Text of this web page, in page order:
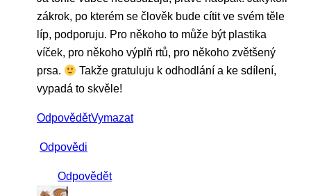
zákrok, po kterém se člověk bude cítit ve svém těle
líp, podporuju. Pro někoho to může být plastika
víček, pro někoho výplň rtů, pro někoho zvětšený
prsa.
Takže gratuluju k odhodlání a ke sdílení,
vypadá to skvěle!
OdpovědětVymazat
Odpovědi
Odpovědět